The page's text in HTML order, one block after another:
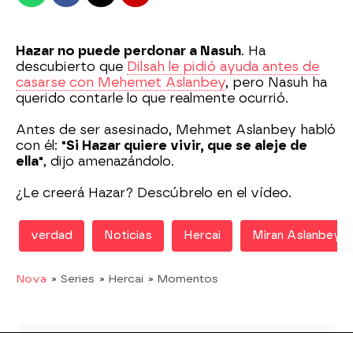
Hazar no puede perdonar a Nasuh. Ha
descubierto que Dilsah le pidió ayuda antes de
casarse con Mehemet Aslanbey, pero Nasuh ha
querido contarle lo que realmente ocurrió.
Antes de ser asesinado, Mehmet Aslanbey habló
con él: "Si Hazar quiere vivir, que se aleje de
ella", dijo amenazándolo.
¿Le creerá Hazar? Descúbrelo en el vídeo.
verdad Noticias Hercai Miran Aslanbey
Nova » Series » Hercai » Momentos